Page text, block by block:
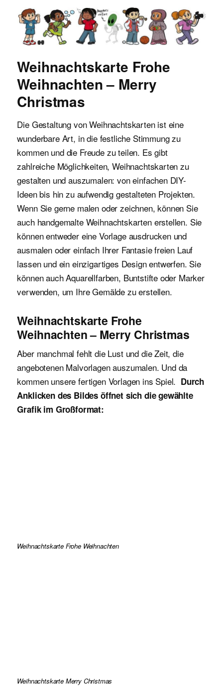
Malvorlagen für Kinder
Weihnachtskarte Frohe
Weihnachten – Merry
Christmas
Die Gestaltung von Weihnachtskarten ist eine
wunderbare Art, in die festliche Stimmung zu
kommen und die Freude zu teilen. Es gibt
zahlreiche Möglichkeiten, Weihnachtskarten zu
gestalten und auszumalen: von einfachen DIY-
Ideen bis hin zu aufwendig gestalteten Projekten.
Wenn Sie gerne malen oder zeichnen, können Sie
auch handgemalte Weihnachtskarten erstellen. Sie
können entweder eine Vorlage ausdrucken und
ausmalen oder einfach Ihrer Fantasie freien Lauf
lassen und ein einzigartiges Design entwerfen. Sie
können auch Aquarellfarben, Buntstifte oder Marker
verwenden, um Ihre Gemälde zu erstellen.
Weihnachtskarte Frohe
Weihnachten – Merry Christmas
Aber manchmal fehlt die Lust und die Zeit, die
angebotenen Malvorlagen auszumalen. Und da
kommen unsere fertigen Vorlagen ins Spiel. Durch
Anklicken des Bildes öffnet sich die gewählte
Grafik im Großformat:
Weihnachtskarte Frohe Weihnachten
Weihnachtskarte Merry Christmas